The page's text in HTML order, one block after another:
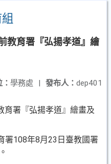
教育署『弘揚孝道』繪
發布人： dep401
學務處 |
育署『弘揚孝道』繪畫及
署108年8月23日臺教國署